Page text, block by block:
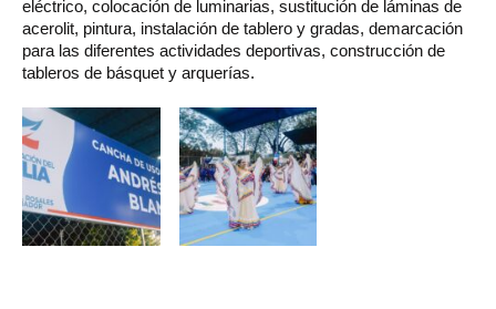
eléctrico, colocación de luminarias, sustitución de láminas de
acerolit, pintura, instalación de tablero y gradas, demarcación
para las diferentes actividades deportivas, construcción de
tableros de básquet y arquerías.